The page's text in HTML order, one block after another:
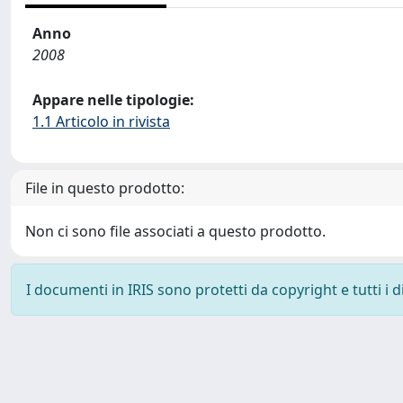
Anno
2008
Appare nelle tipologie:
1.1 Articolo in rivista
File in questo prodotto:
Non ci sono file associati a questo prodotto.
I documenti in IRIS sono protetti da copyright e tutti i